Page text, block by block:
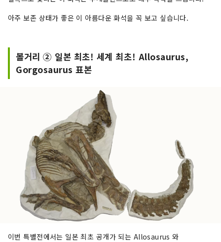
아주 보존 상태가 좋은 이 아름다운 화석을 꼭 보고 싶습니다.
볼거리 ② 일본 최초! 세계 최초! Allosaurus,
Gorgosaurus 표본
이번 특별전에서는 일본 최초 공개가 되는 Allosaurus 와